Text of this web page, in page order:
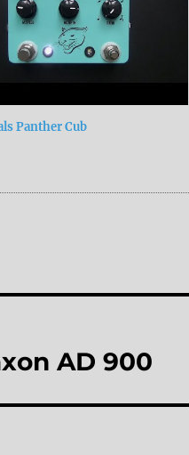
Panther Cub
AD 900